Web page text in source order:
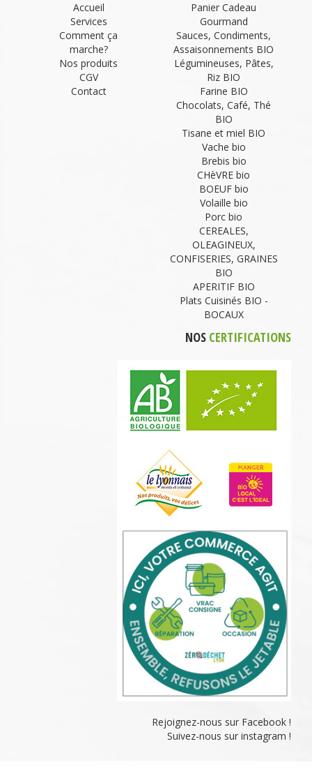
Accueil
Services
Comment ça
marche?
Nos produits
CGV
Contact
Panier Cadeau
Gourmand
Sauces, Condiments,
Assaisonnements BIO
Légumineuses, Pâtes,
Riz BIO
Farine BIO
Chocolats, Café, Thé
BIO
Tisane et miel BIO
Vache bio
Brebis bio
CHèVRE bio
BOEUF bio
Volaille bio
Porc bio
CEREALES,
OLEAGINEUX,
CONFISERIES, GRAINES
BIO
APERITIF BIO
Plats Cuisinés BIO -
BOCAUX
NOS CERTIFICATIONS
Rejoignez-nous sur Facebook !
Suivez-nous sur instagram !